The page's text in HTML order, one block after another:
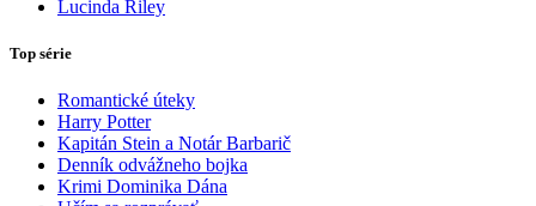
Lucinda Riley
Top série
Romantické úteky
Harry Potter
Kapitán Stein a Notár Barbarič
Denník odvážneho bojka
Krimi Dominika Dána